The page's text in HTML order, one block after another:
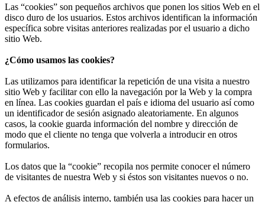
Las “cookies” son pequeños archivos que ponen los sitios Web en el
disco duro de los usuarios. Estos archivos identifican la información
específica sobre visitas anteriores realizadas por el usuario a dicho
sitio Web.
¿Cómo usamos las cookies?
Las utilizamos para identificar la repetición de una visita a nuestro
sitio Web y facilitar con ello la navegación por la Web y la compra
en línea. Las cookies guardan el país e idioma del usuario así como
un identificador de sesión asignado aleatoriamente. En algunos
casos, la cookie guarda información del nombre y dirección de
modo que el cliente no tenga que volverla a introducir en otros
formularios.
Los datos que la “cookie” recopila nos permite conocer el número
de visitantes de nuestra Web y si éstos son visitantes nuevos o no.
A efectos de análisis interno, también usa las cookies para hacer un